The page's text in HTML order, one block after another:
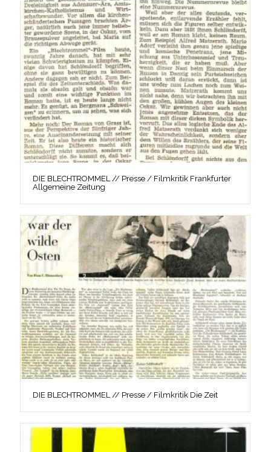
DIE BLECHTROMMEL // Presse / Filmkritik Frankfurter
Allgemeine Zeitung
DIE BLECHTROMMEL // Presse / Filmkritik Die Zeit